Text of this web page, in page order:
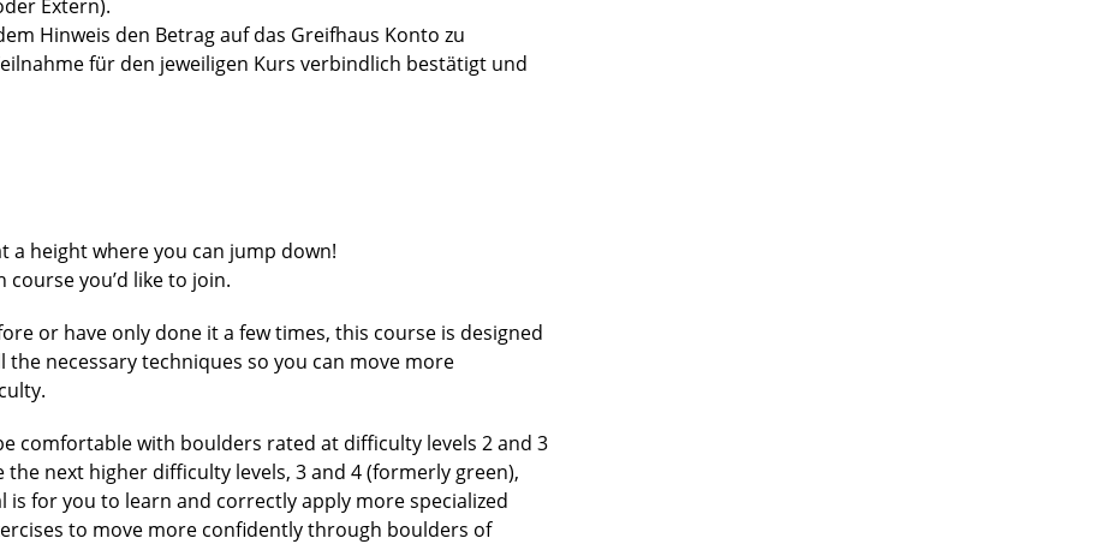
Extern).
Hinweis den Betrag auf das Greifhaus Konto zu
für den jeweiligen Kurs verbindlich bestätigt und
height where you can jump down!
you’d like to join.
or have only done it a few times, this course is designed
necessary techniques so you can move more
comfortable with boulders rated at difficulty levels 2 and 3
next higher difficulty levels, 3 and 4 (formerly green),
is for you to learn and correctly apply more specialized
to move more confidently through boulders of